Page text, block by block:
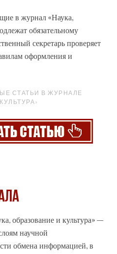
в журнал «Наука,
обязательному
секретарь проверяет
оформления и
СТАТЬИ В ЖУРНАЛЕ
, образование и культура» –
научной
обмена информацией, в